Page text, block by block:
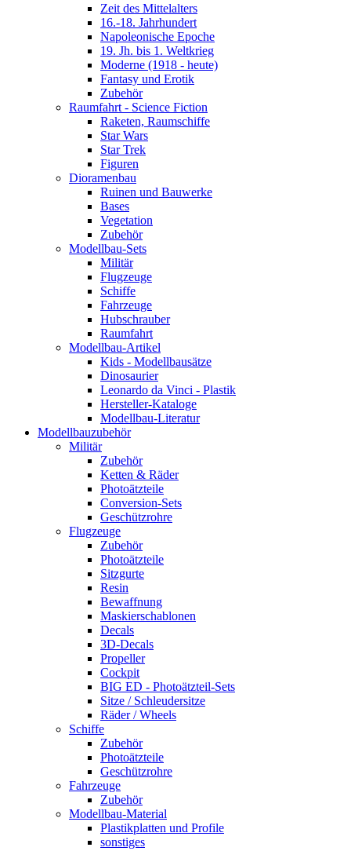
Zeit des Mittelalters
16.-18. Jahrhundert
Napoleonische Epoche
19. Jh. bis 1. Weltkrieg
Moderne (1918 - heute)
Fantasy und Erotik
Zubehör
Raumfahrt - Science Fiction
Raketen, Raumschiffe
Star Wars
Star Trek
Figuren
Dioramenbau
Ruinen und Bauwerke
Bases
Vegetation
Zubehör
Modellbau-Sets
Militär
Flugzeuge
Schiffe
Fahrzeuge
Hubschrauber
Raumfahrt
Modellbau-Artikel
Kids - Modellbausätze
Dinosaurier
Leonardo da Vinci - Plastik
Hersteller-Kataloge
Modellbau-Literatur
Modellbauzubehör
Militär
Zubehör
Ketten & Räder
Photoätzteile
Conversion-Sets
Geschützrohre
Flugzeuge
Zubehör
Photoätzteile
Sitzgurte
Resin
Bewaffnung
Maskierschablonen
Decals
3D-Decals
Propeller
Cockpit
BIG ED - Photoätzteil-Sets
Sitze / Schleudersitze
Räder / Wheels
Schiffe
Zubehör
Photoätzteile
Geschützrohre
Fahrzeuge
Zubehör
Modellbau-Material
Plastikplatten und Profile
sonstiges